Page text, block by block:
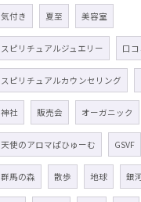
気付き 夏至 美容室
スピリチュアルジュエリー 口コ
スピリチュアルカウンセリング
神社 販売会 オーガニック
天使のアロマぱひゅーむ GSVF
群馬の森 散歩 地球 銀